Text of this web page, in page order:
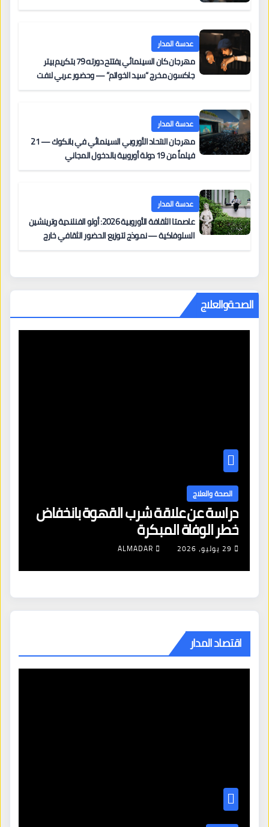
عدسة المدار
مهرجان كان السينمائي يفتتح دورته 79 بتكريم بيتر
جاكسون مخرج “سيد الخواتم” — وحضور عربي لافت
عدسة المدار
مهرجان الاتحاد الأوروبي السينمائي في بانكوك — 21
فيلماً من 19 دولة أوروبية بالدخول المجاني
عدسة المدار
عاصمتا الثقافة الأوروبية 2026: أولو الفنلندية وترينشين
السلوفاكية — نموذج لتوزيع الحضور الثقافي خارج
الصحةوالعلاج
الصحة والعلاج
دراسة عن علاقة شرب القهوة بانخفاض
خطر الوفاة المبكرة
29 يوليو، 2026 ALMADAR
اقتصاد المدار